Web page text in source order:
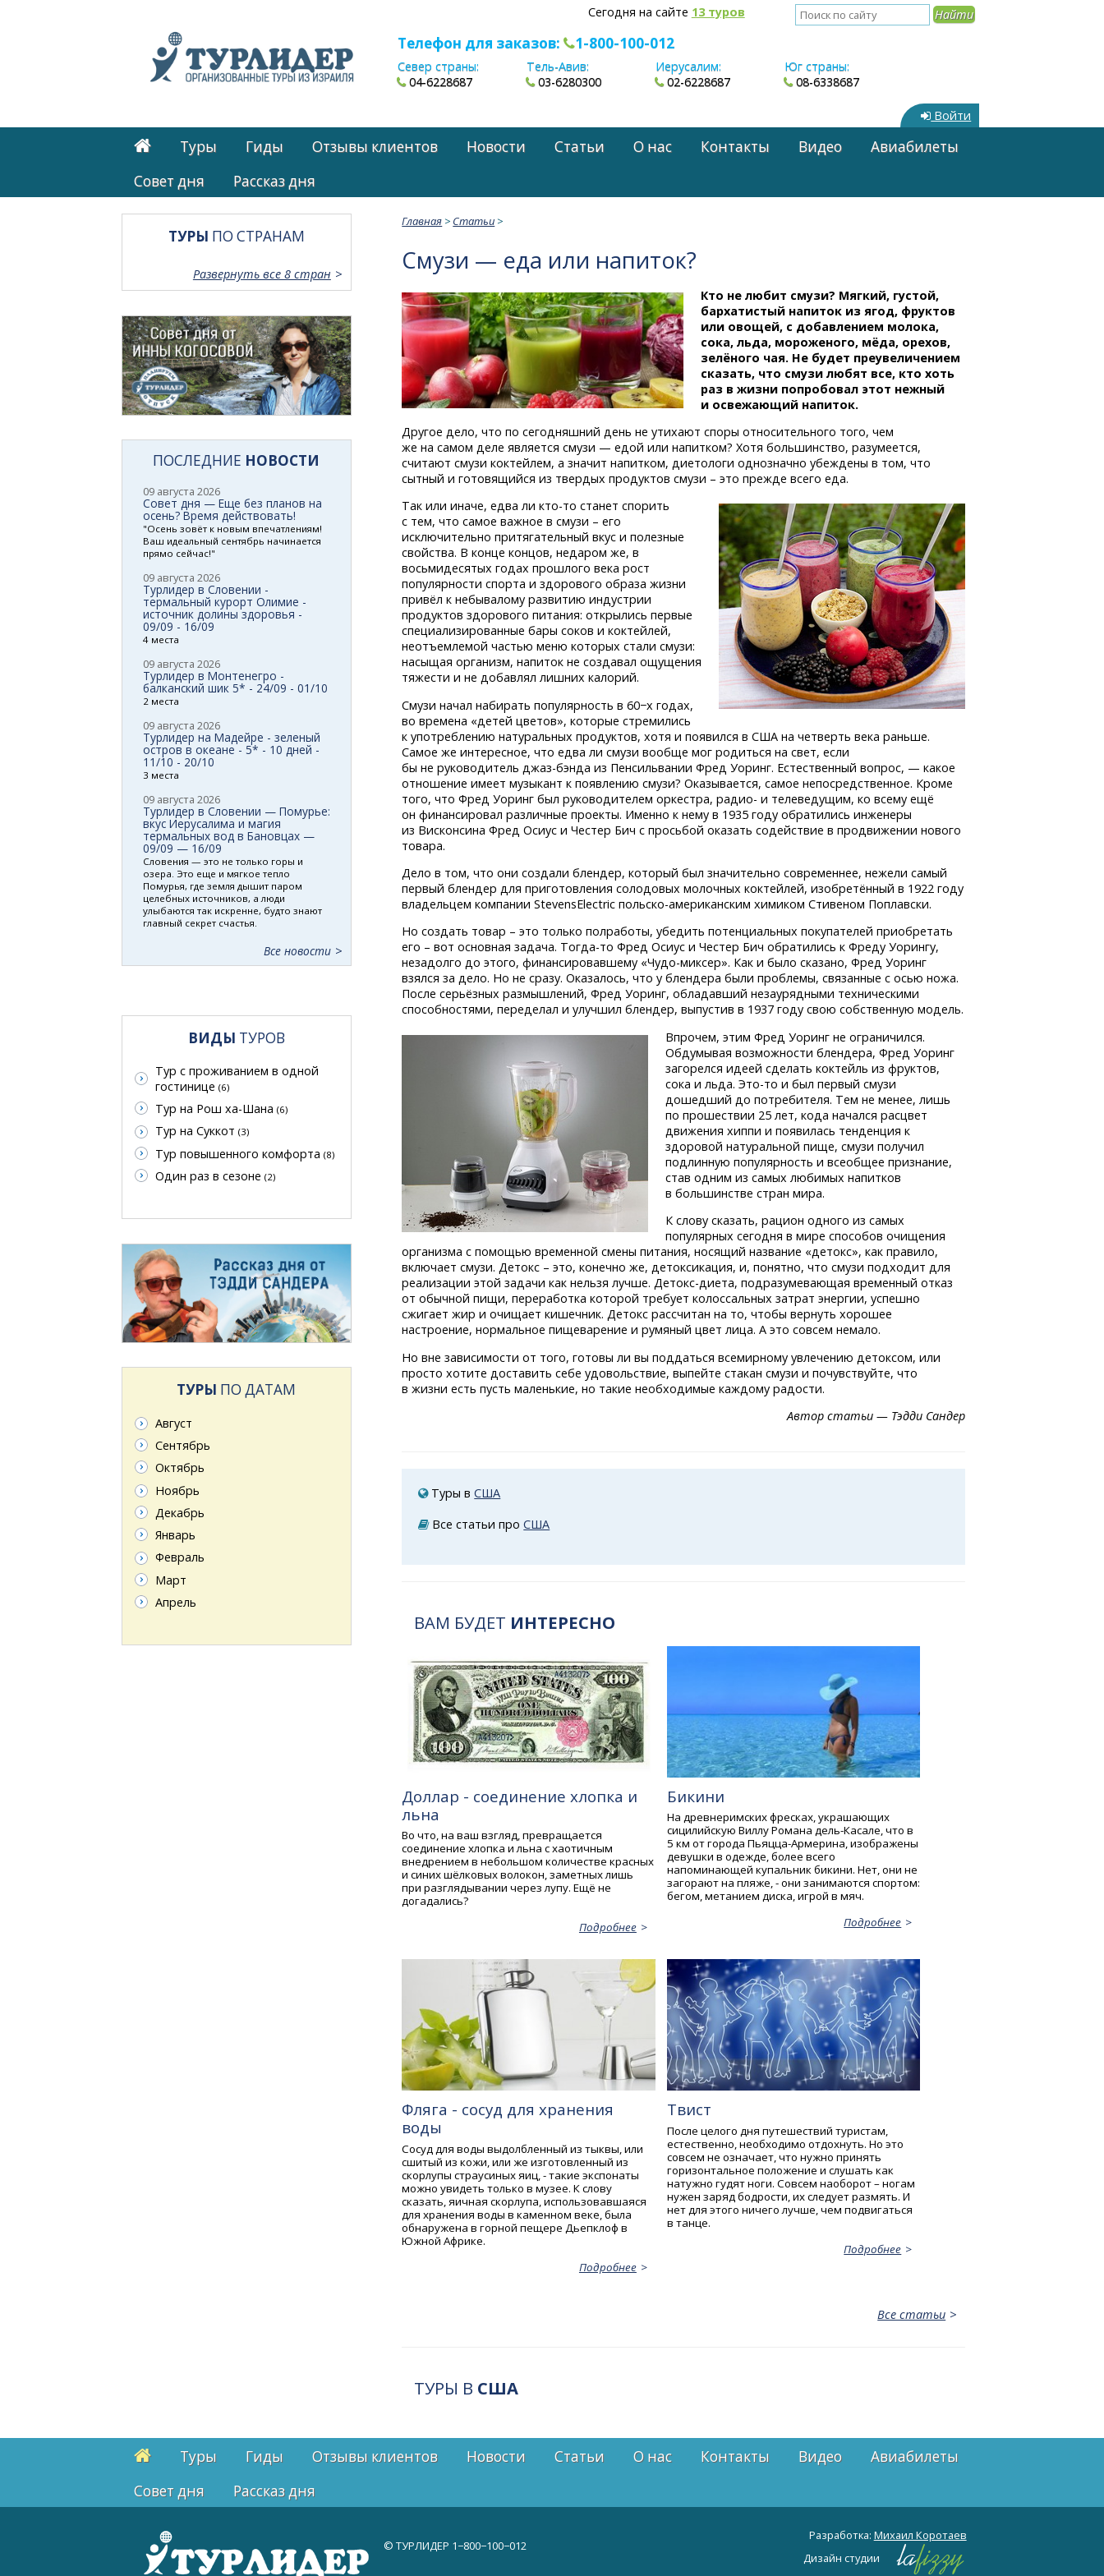
Сегодня на сайте 13 туров
Телефон для заказов: 1-800-100-012
Север страны:
04-6228687
Тель-Авив:
03-6280300
Иерусалим:
02-6228687
Юг страны:
08-6338687
Войти
Туры Гиды Отзывы клиентов Новости Статьи О нас Контакты Видео
Авиабилеты
Cовет дня
Рассказ дня
Главная > Статьи >
Смузи — еда или напиток?
Кто не любит смузи? Мягкий, густой,
бархатистый напиток из ягод, фруктов
или овощей, с добавлением молока,
сока, льда, мороженого, мёда, орехов,
зелёного чая. Не будет преувеличением
сказать, что смузи любят все, кто хоть
раз в жизни попробовал этот нежный
и освежающий напиток.
Другое дело, что по сегодняшний день не утихают споры относительного того, чем
же на самом деле является смузи — едой или напитком? Хотя большинство, разумеется,
считают смузи коктейлем, а значит напитком, диетологи однозначно убеждены в том, что
сытный и готовящийся из твердых продуктов смузи – это прежде всего еда.
Так или иначе, едвали кто-то станет спорить
с тем, что самое важное в смузи – его
исключительно притягательный вкус и полезные
свойства. В конце концов, недаром же, в
восьмидесятых годах прошлого века рост
популярности спорта и здорового образа жизни
привёл к небывалому развитию индустрии
продуктов здорового питания: открылись первые
специализированные бары соков и коктейлей,
неотъемлемой частью меню которых стали смузи:
насыщая организм, напиток не создавал ощущения
тяжести и не добавлял лишних калорий.
Смузи начал набирать популярность в 60−х годах,
во времена «детей цветов», которые стремились
к употреблению натуральных продуктов, хотя и появился в США на четверть века раньше.
Самое же интересное, что едва ли смузи вообще мог родиться на свет, если
бы не руководитель джаз-бэнда из Пенсильвании Фред Уоринг. Естественный вопрос, — какое
отношение имеет музыкант к появлению смузи? Оказывается, самое непосредственное. Кроме
того, что Фред Уоринг был руководителем оркестра, радио- и телеведущим, ко всему ещё
он финансировал различные проекты. Именно к нему в 1935 году обратились инженеры
из Висконсина Фред Осиус и Честер Бич с просьбой оказать содействие в продвижении нового
товара.
Дело в том, что они создали блендер, который был значительно современнее, нежели самый
первый блендер для приготовления солодовых молочных коктейлей, изобретённый в 1922 году
владельцем компании StevensElectricпольско-американским химиком Стивеном Поплавски.
Но создать товар – это только полработы, убедить потенциальных покупателей приобретать
его – вот основная задача. Тогда-то Фред Осиус и Честер Бич обратились к Фреду Уорингу,
незадолго до этого, финансировавшему «Чудо-миксер». Как и было сказано, Фред Уоринг
взялся за дело. Но не сразу. Оказалось, что у блендера были проблемы, связанные с осью ножа.
После серьёзных размышлений, Фред Уоринг, обладавший незаурядными техническими
способностями, переделал и улучшил блендер, выпустив в 1937 году свою собственную модель.
Впрочем, этим Фред Уоринг не ограничился.
Обдумывая возможности блендера, Фред Уоринг
загорелся идеей сделать коктейль из фруктов,
сока и льда. Это-то и был первый смузи
дошедший до потребителя. Тем не менее, лишь
по прошествии 25 лет, кода начался расцвет
движения хиппи и появилась тенденция к
здоровой натуральной пище, смузи получил
подлинную популярность и всеобщее признание,
став одним из самых любимых напитков
в большинстве стран мира.
К слову сказать, рацион одного из самых
популярных сегодня в мире способов очищения
организма с помощью временной смены питания, носящий название «детокс», как правило,
включает смузи. Детокс – это, конечно же, детоксикация, и, понятно, что смузи подходит для
реализации этой задачи как нельзя лучше.Детокс-диета, подразумевающая временный отказ
от обычной пищи, переработка которой требует колоссальных затрат энергии, успешно
сжигает жир и очищает кишечник. Детокс рассчитан на то, чтобы вернуть хорошее
настроение, нормальное пищеварение и румяный цвет лица. А это совсем немало.
Но вне зависимости от того, готовы ли вы поддаться всемирному увлечению детоксом, или
просто хотите доставить себе удовольствие, выпейте стакан смузи и почувствуйте, что
в жизни есть пусть маленькие, но такие необходимые каждому радости.
Автор статьи — Тэдди Сандер
Туры вСША
Все статьи проСША
ВАМ БУДЕТ ИНТЕРЕСНО
Доллар - соединение хлопка и
льна
Во что, на ваш взгляд, превращается
соединение хлопка и льна с хаотичным
внедрением в небольшом количестве красных
и синих шёлковых волокон, заметных лишь
при разглядывании через лупу. Ещё не
догадались?
Подробнее
Бикини
На древнеримских фресках, украшающих
сицилийскую Виллу Романа дель-Касале, что в
5 км от города Пьяцца-Армерина, изображены
девушки в одежде, более всего
напоминающей купальник бикини. Нет, они не
загорают на пляже, - они занимаются спортом:
бегом, метанием диска, игрой в мяч.
Подробнее
Фляга - сосуд для хранения
воды
Сосуд для воды выдолбленный из тыквы, или
сшитый из кожи, или же изготовленный из
скорлупы страусиных яиц, - такие экспонаты
можно увидеть только в музее. К слову
сказать, яичная скорлупа, использовавшаяся
для хранения воды в каменном веке, была
обнаружена в горной пещере Дьепклоф в
Южной Африке.
Подробнее
Твист
После целого дня путешествий туристам,
естественно, необходимо отдохнуть. Но это
совсем не означает, что нужно принять
горизонтальное положение и слушать как
натужно гудят ноги. Совсем наоборот – ногам
нужен заряд бодрости, их следует размять. И
нет для этого ничего лучше, чем подвигаться
в танце.
Подробнее
Все статьи
ТУРЫ В США
ТУРЫ ПО СТРАНАМ
Развернуть все 8 стран
ПОСЛЕДНИЕ НОВОСТИ
09 августа 2026
Совет дня — Еще без планов на
осень? Время действовать!
"Осень зовёт к новым впечатлениям!
Ваш идеальный сентябрь начинается
прямо сейчас!"
09 августа 2026
Турлидер в Словении -
термальный курорт Олимие -
источник долины здоровья -
09/09 - 16/09
4 места
09 августа 2026
Турлидер в Монтенегро -
балканский шик 5* - 24/09 - 01/10
2 места
09 августа 2026
Турлидер на Мадейре - зеленый
остров в океане - 5* - 10 дней -
11/10 - 20/10
3 места
09 августа 2026
Турлидер в Словении — Помурье:
вкус Иерусалима и магия
термальных вод в Бановцах —
09/09 — 16/09
Словения — это не только горы и
озера. Это еще и мягкое тепло
Помурья, где земля дышит паром
целебных источников, а люди
улыбаются так искренне, будто знают
главный секрет счастья.
Все новости
ВИДЫ ТУРОВ
Тур с проживанием в одной
гостинице (6)
Тур на Рош ха-Шана (6)
Тур на Суккот (3)
Тур повышенного комфорта (8)
Один раз в сезоне (2)
ТУРЫ ПО ДАТАМ
Август
Сентябрь
Октябрь
Ноябрь
Декабрь
Январь
Февраль
Март
Апрель
Туры Гиды Отзывы клиентов Новости Статьи О нас Контакты Видео
Авиабилеты
Cовет дня
Рассказ дня
© ТУРЛИДЕР 1−800−100−012
Разработка: Михаил Коротаев
Дизайн студии